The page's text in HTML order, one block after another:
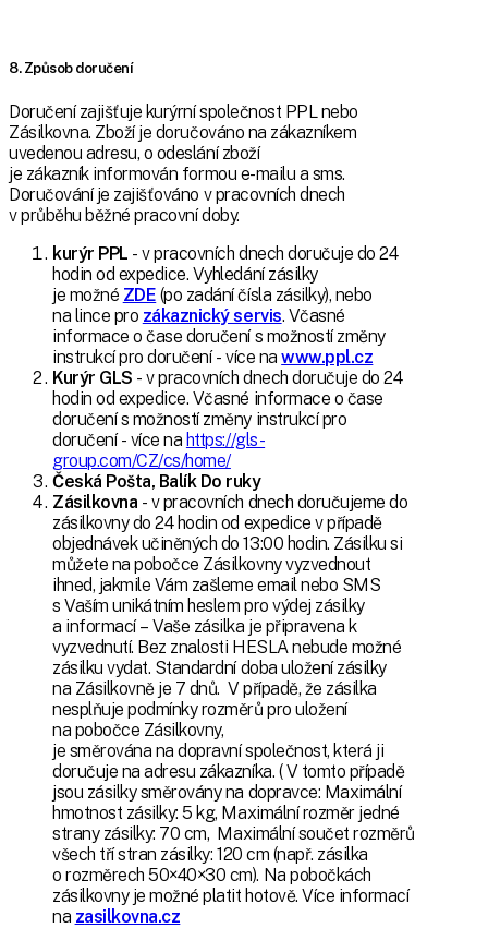
8. Způsob doručení
Doručení zajišťuje kurýrní společnost PPL nebo
Zásilkovna. Zboží je doručováno na zákazníkem
uvedenou adresu, o odeslání zboží
je zákazník informován formou e-mailu a sms.
Doručování je zajišťováno v pracovních dnech
v průběhu běžné pracovní doby.
kurýr PPL - v pracovních dnech doručuje do 24
hodin od expedice. Vyhledání zásilky
je možné ZDE (po zadání čísla zásilky), nebo
na lince pro zákaznický servis. Včasné
informace o čase doručení s možností změny
instrukcí pro doručení - více nawww.ppl.cz
Kurýr GLS - v pracovních dnech doručuje do 24
hodin od expedice. Včasné informace o čase
doručení s možností změny instrukcí pro
doručení - více na https://gls-
group.com/CZ/cs/home/
Česká Pošta, Balík Do ruky
Zásilkovna - v pracovních dnech doručujeme do
zásilkovny do 24 hodin od expedice v případě
objednávek učiněných do 13:00 hodin. Zásilku si
můžete na pobočce Zásilkovny vyzvednout
ihned, jakmile Vám zašleme email nebo SMS
s Vaším unikátním heslem pro výdej zásilky
a informací – Vaše zásilka je připravena k
vyzvednutí. Bez znalosti HESLA nebude možné
zásilku vydat. Standardní doba uložení zásilky
na Zásilkovně je 7 dnů. V případě, že zásilka
nesplňuje podmínky rozměrů pro uložení
na pobočce Zásilkovny,
je směrována na dopravní společnost, která ji
doručuje na adresu zákazníka. ( V tomto případě
jsou zásilky směrovány na dopravce: Maximální
hmotnost zásilky: 5 kg, Maximální rozměr jedné
strany zásilky: 70 cm, Maximální součet rozměrů
všech tří stran zásilky: 120 cm (např. zásilka
o rozměrech 50×40×30 cm). Na pobočkách
zásilkovny je možné platit hotově. Více informací
na zasilkovna.cz